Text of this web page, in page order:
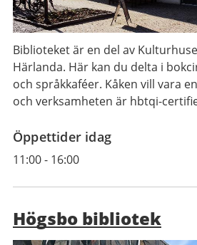
Biblioteket är en del av
Härlanda. Här kan du delta i
och språkkaféer. Kåken vill vara
och verksamheten är hbtqi-
Öppettider idag
11:00- 16:00
Högsbo bibliotek